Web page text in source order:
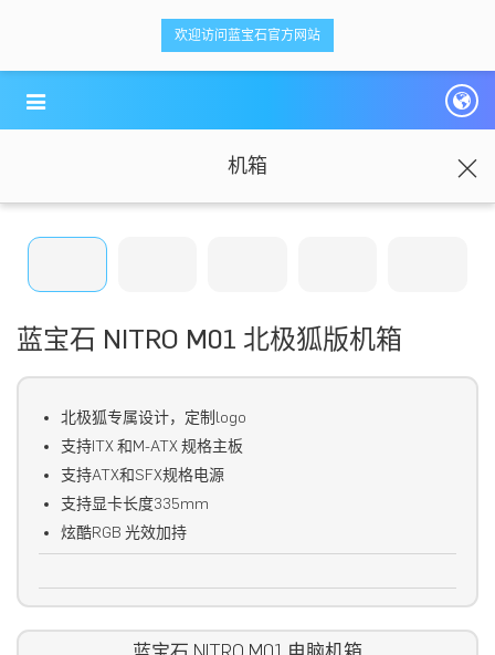
欢迎访问蓝宝石官方网站
机箱
蓝宝石 NITRO M01 北极狐版机箱
北极狐专属设计，定制logo
支持ITX和M-ATX规格主板
支持ATX和SFX规格电源
支持显卡长度335mm
炫酷RGB 光效加持
<ti-item style="box-sizing: border-box;"><ti-item style="box-sizing: border-box;">
蓝宝科技
</ti-item>